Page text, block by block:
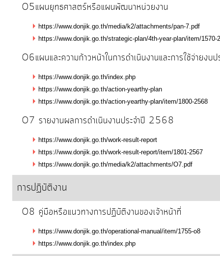
จัด
เงิน
แผนการ
ป้องกัน
การ
ทุจริต
O5แผนยุทธศาสตร์หรือแผนพัฒนาหน่วยงาน
https://www.donjik.go.th/media/k2/attachments/pan-7.pdf
https://www.donjik.go.th/strategic-plan/4th-year-plan/item/1570-
O6แผนและความก้าวหน้าในการดำเนินงานและการใช้จ่าย
https://www.donjik.go.th/index.php
https://www.donjik.go.th/action-yearthy-plan
https://www.donjik.go.th/action-yearthy-plan/item/1800-2568
O7 รายงานผลการดำเนินงานประจำปี 2568
https://www.donjik.go.th/work-result-report
https://www.donjik.go.th/work-result-report/item/1801-2567
https://www.donjik.go.th/media/k2/attachments/O7.pdf
การปฏิบัติงาน
O8 คู่มือหรือแนวทางการปฏิบัติงานของเจ้าหน้าที่
https://www.donjik.go.th/operational-manual/item/1755-o8
https://www.donjik.go.th/index.php